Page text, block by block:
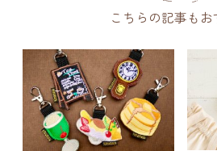
こちらの記事もお